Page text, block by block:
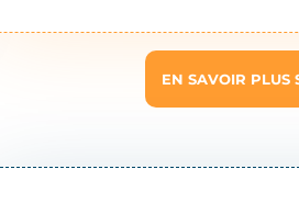
EN SAVOIR PLUS